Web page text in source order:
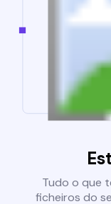
Tudo o que
ficheiros do